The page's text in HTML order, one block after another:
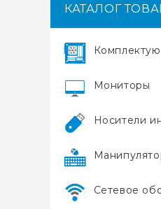
КАТАЛОГ
Мониторы
Носители
Сетевое